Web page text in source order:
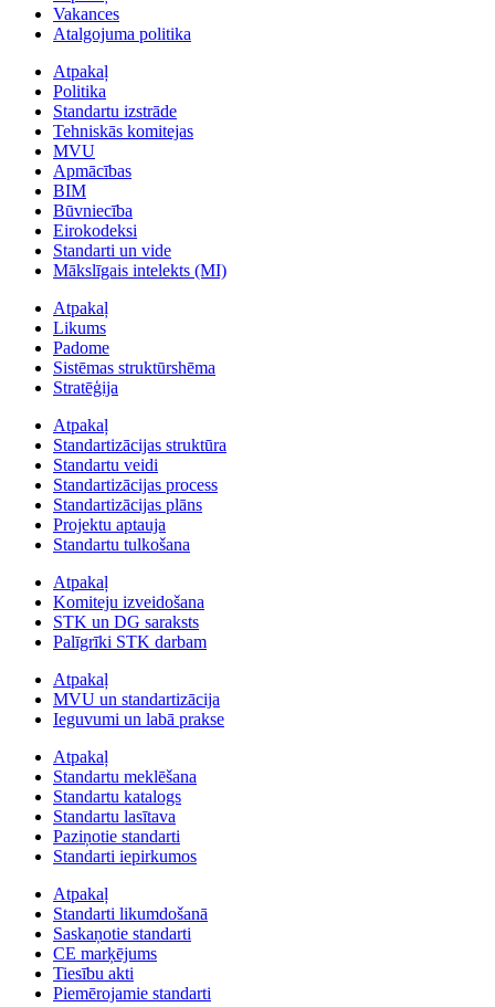
Vakances
Atalgojuma politika
Atpakaļ
Politika
Standartu izstrāde
Tehniskās komitejas
MVU
Apmācības
BIM
Būvniecība
Eirokodeksi
Standarti un vide
Mākslīgais intelekts (MI)
Atpakaļ
Likums
Padome
Sistēmas struktūrshēma
Stratēģija
Atpakaļ
Standartizācijas struktūra
Standartu veidi
Standartizācijas process
Standartizācijas plāns
Projektu aptauja
Standartu tulkošana
Atpakaļ
Komiteju izveidošana
STK un DG saraksts
Palīgrīki STK darbam
Atpakaļ
MVU un standartizācija
Ieguvumi un labā prakse
Atpakaļ
Standartu meklēšana
Standartu katalogs
Standartu lasītava
Paziņotie standarti
Standarti iepirkumos
Atpakaļ
Standarti likumdošanā
Saskaņotie standarti
CE marķējums
Tiesību akti
Piemērojamie standarti